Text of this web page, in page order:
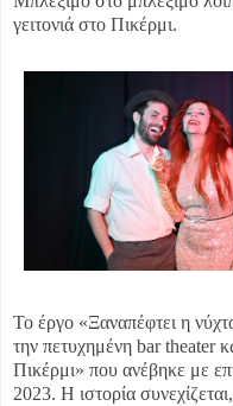
γειτονιά στο Πικέρμι.
Το έργο «Ξαναπέφτει η
την πετυχημένη bar theater
Πικέρμι» που ανέβηκε με
2023. Η ιστορία